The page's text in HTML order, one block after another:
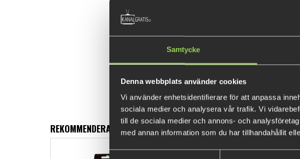
Samtycke
Denna webbplats använder cookies
Vi använder enhetsidentifierare för att anpassa
sociala medier och analysera vår trafik. Vi
till de sociala medier och annons- och
med annan information som du har tillhandahållit
Samtyckesval
REKOMMENDERADE PRODUKTER